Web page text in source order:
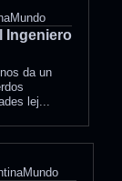
Ingeniero
da un
lej...